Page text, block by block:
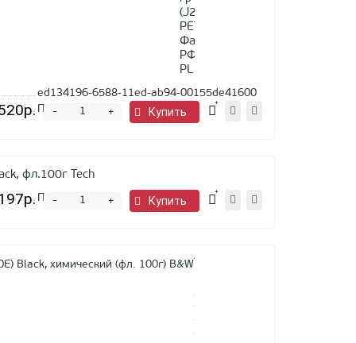
(J201)
PET
Фас
РФ
PL
ed134196-6588-11ed-ab94-00155de41600
Предзаказ +
- Купить
фл.100г Tech
Предзаказ +
- Купить
Тонер
SP
C220/
С221/
С222/C240/C250/C260/